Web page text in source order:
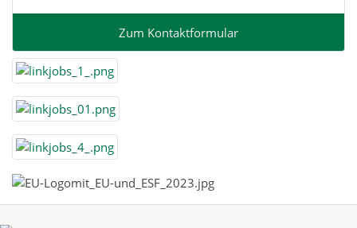
Zum Kontaktformular